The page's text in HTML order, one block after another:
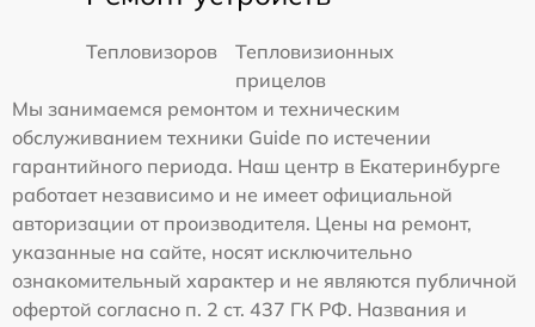
Тепловизоров
Тепловизионных
прицелов
Мы занимаемся ремонтом и техническим
обслуживанием техники Guide по истечении
гарантийного периода. Наш центр в Екатеринбурге
работает независимо и не имеет официальной
авторизации от производителя. Цены на ремонт,
указанные на сайте, носят исключительно
ознакомительный характер и не являются публичной
офертой согласно п. 2 ст. 437 ГК РФ. Названия и